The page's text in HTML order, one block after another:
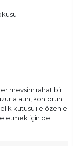
mevsim rahat bir
atın, konforun
kutusu ile özenle
etmek için de